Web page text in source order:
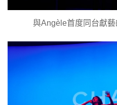
與Angèle首度同台獻藝